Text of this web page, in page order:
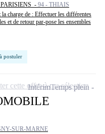
- 94 - THIAIS
charge de : Effectuer les différentes
et de retour par-pose les ensembles
postuler
SUR-MARNE
IntérimTemps plein
cette offre à ma sélection